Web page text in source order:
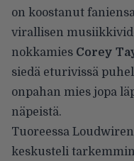
on koostanut
virallisen
nokkamies Corey
siedä eturivissä
onpahan mies jopa
näpeistä.
Tuoreessa
keskusteli